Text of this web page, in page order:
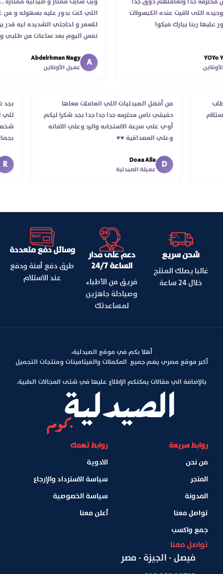
اللى لاقيت عنده الكبسولات
ربنا يبارك فيكوا
اللي كنت بدور عليه بسهوله و من غير
للسعر و لحاجتي الشديده ليه قدر
نفس اليوم بعد ساعات من طلبي و
انتهاء موعد عمله ..فضل يتابع معايا
استلمت ..شكرا جزيلا ليكم
Abdelrhman Nagy
عميل الأونلاين
الطلب
استلام
من أفضل الصيدليات اللي اتعاملت معاها
حقيقي ناس محترمه جدا جدا جدا بجد شكرا ليكم
أوي علي سرعة الاستجابه والرد وعلي الامانه
وعلي المصداقية ♥️♥️‏
D
Doaa Alla
عميلة الصيدلية
شحن سريع
غالبا يصلك المنتج
خلال 24 ساعة
دعم على مدار
الساعة 24/7
فريق من الأطباء
وصيادلة جاهزين
لمساعدتك
وسائل دفع متعددة
طرق دفع آمنة ودفع
عند الاستلام
أهلا بكم في موقع الصيدلية،
أكبر موقع مصري يضم جميع المكملات والفيتامينات ومنتجات التجميل
بالإضافة الي مقالات يمكنكم الإطلاع عليها في شتى المجالات الطبية.
روابط سريعة
من نحن
المتجر
المدونة
تواصل معنا
جمع واكسب
روابط تهمك
الادوية
سياسة الاسترداد والإرجاع
سياسة الخصوصية
أعلن معنا
تواصل معنا
فيصل - الجيزة - مصر